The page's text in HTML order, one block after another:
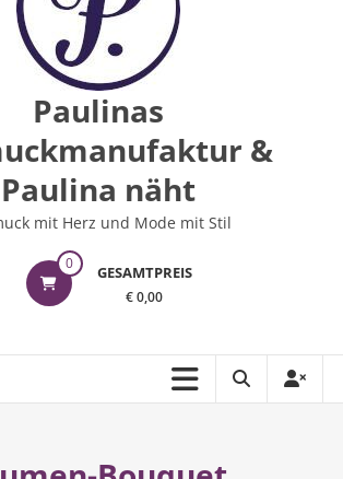
Paulinas
&
Paulina näht
mit Herz und Mode mit Stil
0 GESAMTPREIS
€ 0,00